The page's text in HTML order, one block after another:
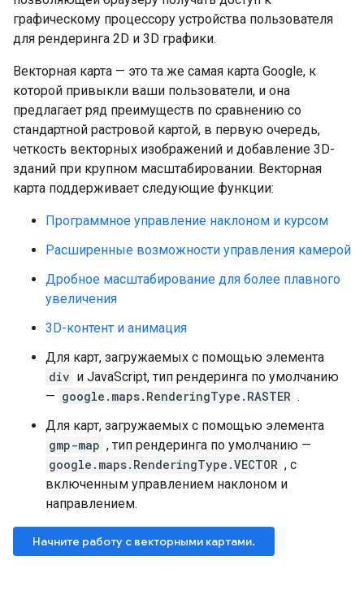
графическому процессору устройства пользователя
для рендеринга 2D и 3D графики.
Векторная карта — это та же самая карта Google, к
которой привыкли ваши пользователи, и она
предлагает ряд преимуществ по сравнению со
стандартной растровой картой, в первую очередь,
четкость векторных изображений и добавление 3D-
зданий при крупном масштабировании. Векторная
карта поддерживает следующие функции:
Программное управление наклоном и курсом
Расширенные возможности управления камерой
Дробное масштабирование для более плавного
увеличения
3D-контент и анимация
Для карт, загружаемых с помощью элемента
div и JavaScript, тип рендеринга по умолчанию
— google.maps.RenderingType.RASTER .
Для карт, загружаемых с помощью элемента
gmp-map , тип рендеринга по умолчанию —
google.maps.RenderingType.VECTOR , с
включенным управлением наклоном и
направлением.
Начните работу с векторными картами.